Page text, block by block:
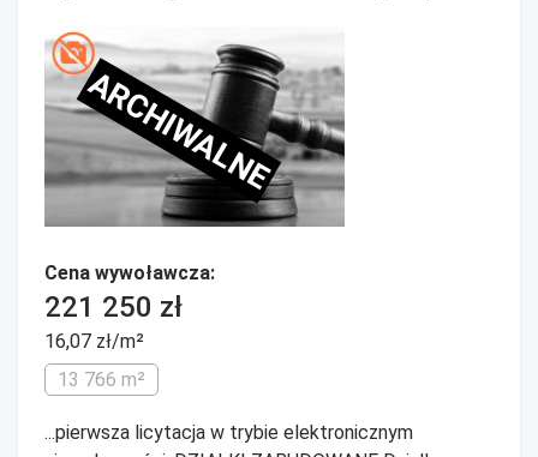
ARCHIWALNE
Cena wywoławcza:
221 250 zł
16,07 zł/m²
13 766 m²
...pierwsza licytacja w trybie elektronicznym